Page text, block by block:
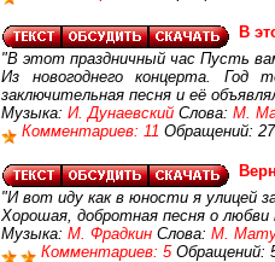
В
"В этот праздничный час Пусть
Из новогоднего концерта.
заключительная песня и её
Музыка: И. Дунаевский Слова: М.
Комментариев: 11 Обращений:
"И вот иду как в юности я улицей
Хорошая, добротная песня о любви
Музыка: М. Фрадкин Слова: М.
Комментариев: 5 Обращений: